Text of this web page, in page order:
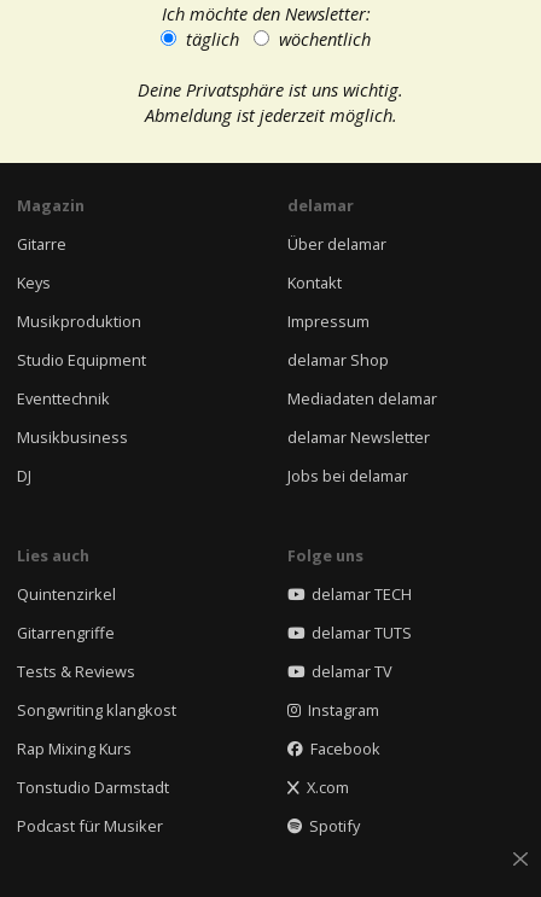
Ich möchte den Newsletter:
täglich
wöchentlich
Deine Privatsphäre ist uns wichtig.
Abmeldung ist jederzeit möglich.
Magazin
Gitarre
Keys
Musikproduktion
Studio Equipment
Eventtechnik
Musikbusiness
DJ
delamar
Über delamar
Kontakt
Impressum
delamar Shop
Mediadaten delamar
delamar Newsletter
Jobs bei delamar
Lies auch
Quintenzirkel
Gitarrengriffe
Tests & Reviews
Songwriting klangkost
Rap Mixing Kurs
Tonstudio Darmstadt
Podcast für Musiker
Folge uns
delamar TECH
delamar TUTS
delamar TV
Instagram
Facebook
X.com
Spotify